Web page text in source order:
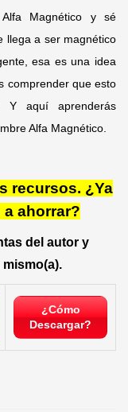
Magnético y sé
llega a ser magnético
esa es una idea
comprender que esto
aquí aprenderás
Alfa Magnético.
recursos. ¿Ya
ahorrar?
del autor y
¿Cómo
Descargar?